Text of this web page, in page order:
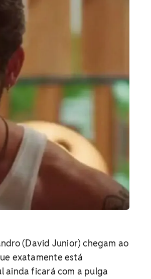
(David Junior) chegam ao
exatamente está
ainda ficará com a pulga